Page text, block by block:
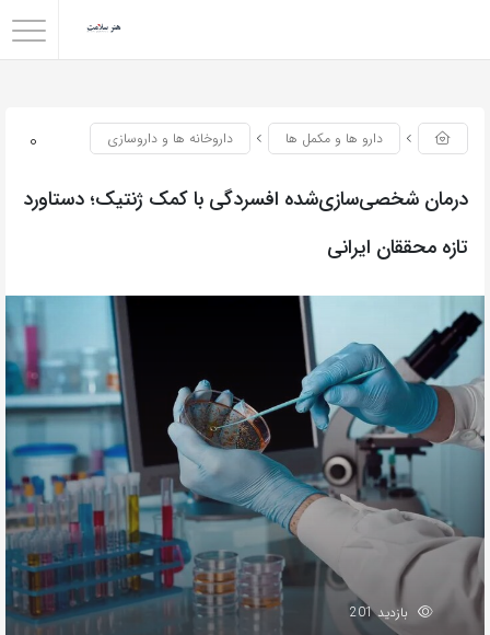
0 دارو ها و مکمل ها داروخانه ها و داروسازی
درمان شخصی‌سازی‌شده افسردگی با کمک ژنتیک؛ دستاورد
تازه محققان ایرانی
بازدید 201